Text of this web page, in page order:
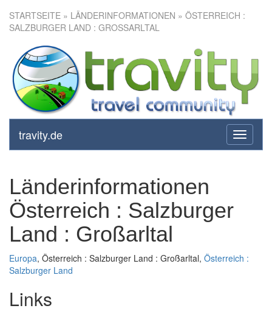
STARTSEITE » LÄNDERINFORMATIONEN » ÖSTERREICH :
SALZBURGER LAND : GROSSARLTAL
toggle
travity.de
Länderinformationen
Österreich : Salzburger
Land : Großarltal
Europa, Österreich : Salzburger Land : Großarltal, Österreich :
Salzburger Land
Links